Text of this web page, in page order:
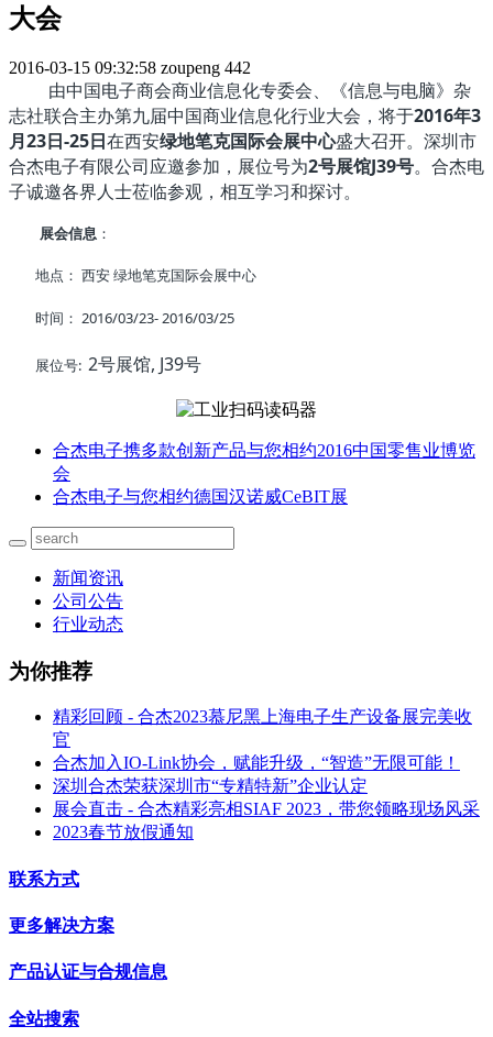
大会
2016-03-15 09:32:58 zoupeng 442
由中国电子商会商业信息化专委会、《信息与电脑》杂
志社联合主办第九届中国商业信息化行业大会，将于2016年3
月23日-25日在西安绿地笔克国际会展中心盛大召开。深圳市
合杰电子有限公司应邀参加，展位号为2号展馆J39号。合杰电
子诚邀各界人士莅临参观，相互学习和探讨。
展会信息 ：
地点： 西安 绿地笔克国际会展中心
时间： 2016/03/23- 2016/03/25
展位号: 2号展馆, J39号
合杰电子携多款创新产品与您相约2016中国零售业博览
会
合杰电子与您相约德国汉诺威CeBIT展
新闻资讯
公司公告
行业动态
为你推荐
精彩回顾 - 合杰2023慕尼黑上海电子生产设备展完美收
官
合杰加入IO-Link协会，赋能升级，“智造”无限可能！
深圳合杰荣获深圳市“专精特新”企业认定
展会直击 - 合杰精彩亮相SIAF 2023，带您领略现场风采
2023春节放假通知
联系方式
更多解决方案
产品认证与合规信息
全站搜索